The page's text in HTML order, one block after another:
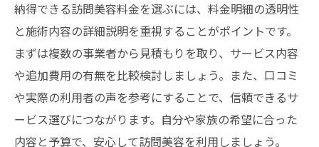
納得できる訪問美容料金を選ぶには、料金明細の透明性
と施術内容の詳細説明を重視することがポイントです。
まずは複数の事業者から見積もりを取り、サービス内容
や追加費用の有無を比較検討しましょう。また、口コミ
や実際の利用者の声を参考にすることで、信頼できるサ
ービス選びにつながります。自分や家族の希望に合った
内容と予算で、安心して訪問美容を利用しましょう。